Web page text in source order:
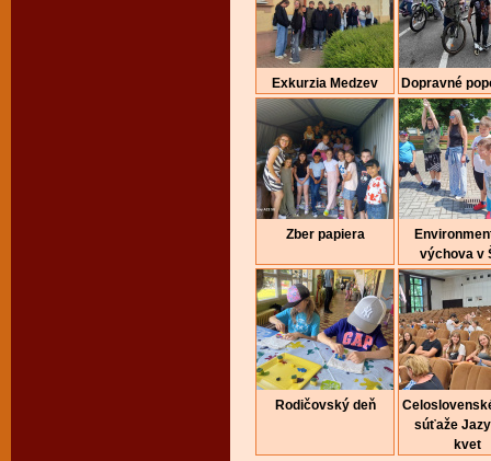
Exkurzia Medzev Dopravné
Zber papiera
výchova v
Rodičovský deň
súťaže
kvet